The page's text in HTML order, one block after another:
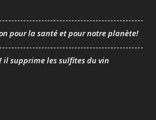
pour la santé et pour notre planète!
il supprime les sulfites du vin